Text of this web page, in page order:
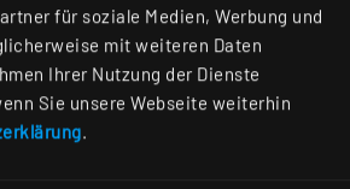
für soziale Medien, Werbung und
mit weiteren Daten
Ihrer Nutzung der Dienste
Sie unsere Webseite weiterhin
.